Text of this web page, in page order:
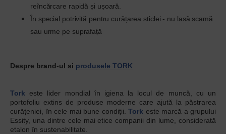
reîncărcare rapidă și ușoară.
În special potrivită pentru curățarea sticlei - nu lasă scamă
sau urme pe suprafață
Despre brand-ul si produsele TORK
Tork este lider mondial în igiena la locul de muncă, cu un
portofoliu extins de produse moderne care ajută la păstrarea
curățeniei, în cele mai bune condiții. Tork este marcă a grupului
Essity, una dintre cele mai etice companii din lume, considerată
etalon în sustenabilitate.